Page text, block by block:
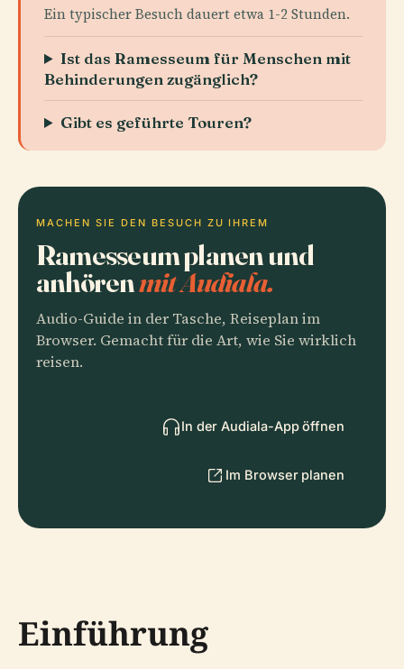
Ein typischer Besuch dauert etwa 1-2 Stunden.
Ist das Ramesseum für Menschen mit
Behinderungen zugänglich?
Gibt es geführte Touren?
MACHEN SIE DEN BESUCH ZU IHREM
Ramesseum planen und
anhörenmit Audiala.
Audio-Guide in der Tasche, Reiseplan im
Browser. Gemacht für die Art, wie Sie wirklich
reisen.
In der Audiala-App öffnen
Im Browser planen
Einführung